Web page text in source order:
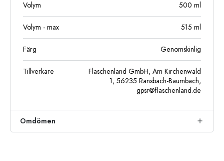
Volym 500 ml
Volym - max 515 ml
Färg Genomskinlig
Tillverkare
Flaschenland GmbH, Am Kirchenwald
1, 56235 Ransbach-Baumbach,
gpsr@flaschenland.de
Omdömen